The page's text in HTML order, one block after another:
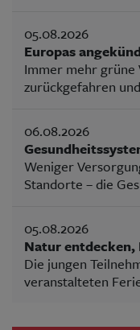
05.08.2026
Europas
Immer mehr
zurückgefahren
06.08.2026
Weniger
Standorte – die
05.08.2026
Natur entdecken,
Die jungen
veranstalteten